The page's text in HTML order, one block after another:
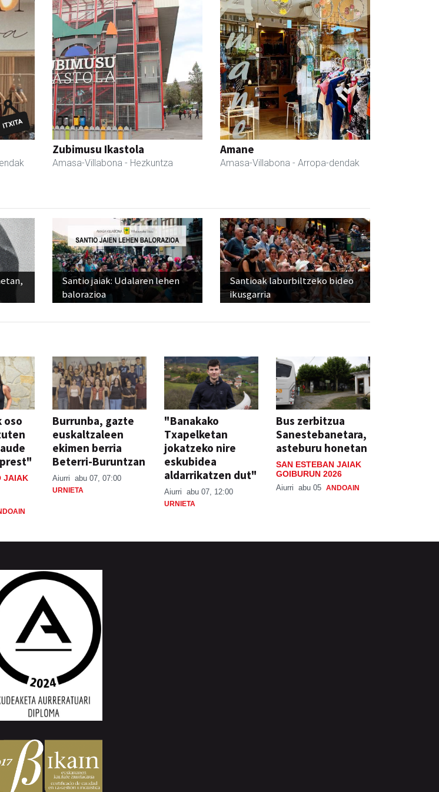
Zubimusu Ikastola
Amasa-Villabona - Hezkuntza
Amane
Amasa-Villabona - Arropa-dendak
Santio jaiak: Udalaren lehen
balorazioa
Santioak laburbiltzeko bideo
ikusgarria
oso
JAIAK
Burrunba, gazte
euskaltzaleen
ekimen berria
Beterri-Buruntzan
Aiurri abu 07, 07:00
URNIETA
"Banakako
Txapelketan
jokatzeko nire
eskubidea
aldarrikatzen dut"
Aiurri abu 07, 12:00
URNIETA
Bus zerbitzua
Sanestebanetara,
asteburu honetan
SAN ESTEBAN JAIAK
GOIBURUN 2026
Aiurri abu 05 ANDOAIN